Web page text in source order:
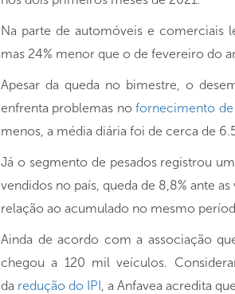
Na parte de automóveis e comerciais
mas 24% menor que o de fevereiro do
Apesar da queda no bimestre, o
enfrenta problemas nofornecimento
menos, a média diária foi de cerca de
Já o segmento de pesados registrou
vendidos no país, queda de 8,8% ante
relação ao acumulado no mesmo
Ainda de acordo com a associação
chegou a 120 mil veículos.
da redução do IPI , a Anfavea acredita